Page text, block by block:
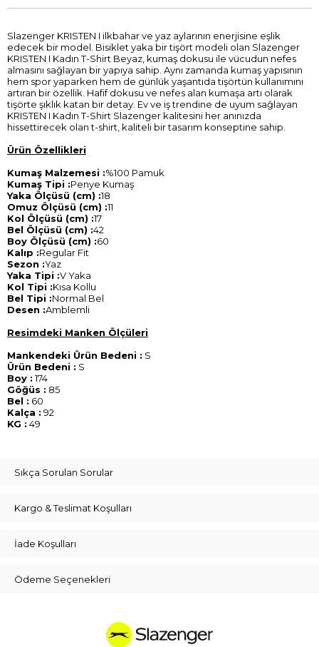
Slazenger KRISTEN I ilkbahar ve yaz aylarının enerjisine eşlik
edecek bir model. Bisiklet yaka bir tişört modeli olan Slazenger
KRISTEN I Kadın T-Shirt Beyaz, kumaş dokusu ile vücudun nefes
almasını sağlayan bir yapıya sahip. Aynı zamanda kumaş yapısının
hem spor yaparken hem de günlük yaşantıda tişörtün kullanımını
artıran bir özellik. Hafif dokusu ve nefes alan kumaşa artı olarak
tişörte şıklık katan bir detay. Ev ve iş trendine de uyum sağlayan
KRISTEN I Kadın T-Shirt Slazenger kalitesini her anınızda
hissettirecek olan t-shirt, kaliteli bir tasarım konseptine sahip.
Ürün Özellikleri
Kumaş Malzemesi :%100 Pamuk
Kumaş Tipi :Penye Kumaş
Yaka Ölçüsü (cm) :18
Omuz Ölçüsü (cm) :11
Kol Ölçüsü (cm) :17
Bel Ölçüsü (cm) :42
Boy Ölçüsü (cm) :60
Kalıp :Regular Fit
Sezon :Yaz
Yaka Tipi :V Yaka
Kol Tipi :Kısa Kollu
Bel Tipi :Normal Bel
Desen :Amblemli
Resimdeki Manken Ölçüleri
Mankendeki Ürün Bedeni : S
Ürün Bedeni : S
Boy :174
Göğüs : 85
Bel : 60
Kalça : 92
KG : 49
Sıkça Sorulan Sorular
Kargo & Teslimat Koşulları
İade Koşulları
Ödeme Seçenekleri